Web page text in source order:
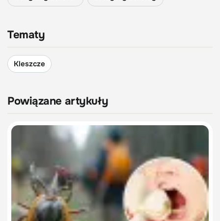
Tematy
Kleszcze
Powiązane artykuły